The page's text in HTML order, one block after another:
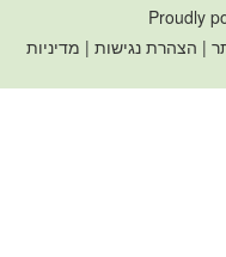
Proudly
| הצהרת נגישות | מדיניות